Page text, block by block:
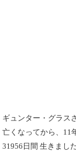
ギュンター・グラス
亡くなってから、11
31956日間 生きました